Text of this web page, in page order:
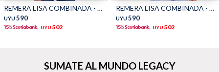
REMERA LISA COMBINADA - Beige
UYU 590
UYU 502
REMERA LISA COMBINADA - Lila
UYU 590
UYU 502
SUMATE AL MUNDO LEGACY
Camperas Chalecos